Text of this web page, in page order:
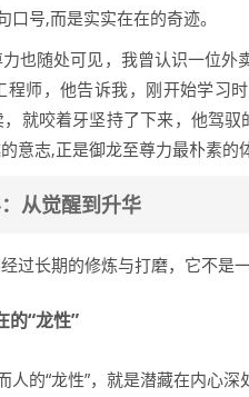
口号,而是实实在在的奇迹。
也随处可见，我曾认识一位
师，他告诉我，刚开始学习
就咬着牙坚持了下来，他驾驭
意志,正是御龙至尊力最朴素的
从觉醒到升华
过长期的修炼与打磨，它不是
“龙性”
人的“龙性”，就是潜藏在内心